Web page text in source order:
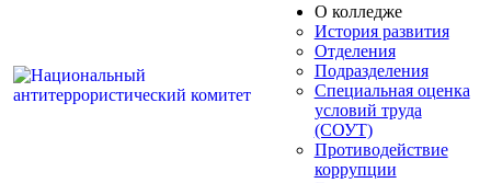
О колледже
История развития
Отделения
Подразделения
Специальная оценка
условий труда
(СОУТ)
Противодействие
коррупции